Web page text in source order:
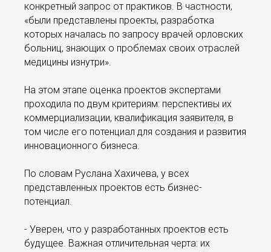
конкретный запрос от практиков. В частности,
«были представлены проекты, разработка
которых началась по запросу врачей орловских
больниц, знающих о проблемах своих отраслей
медицины изнутри».
На этом этапе оценка проектов экспертами
проходила по двум критериям: перспективы их
коммерциализации, квалификация заявителя, в
том числе его потенциал для создания и развития
инновационного бизнеса.
По словам Руслана Хахичева, у всех
представленных проектов есть бизнес-
потенциал.
- Уверен, что у разработанных проектов есть
будущее. Важная отличительная черта: их